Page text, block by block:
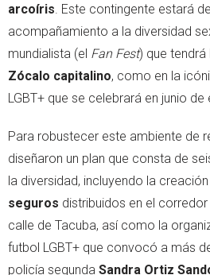
arcoíris . Este contingente estará
acompañamiento a la diversidad
mundialista (el Fan Fest) que tendrá
Zócalo capitalino, como en la
LGBT+ que se celebrará en junio de
Para robustecer este ambiente de
diseñaron un plan que consta de
la diversidad, incluyendo la
seguros distribuidos en el
calle de Tacuba, así como la
futbol LGBT+ que convocó a más
policía segunda Sandra Ortiz